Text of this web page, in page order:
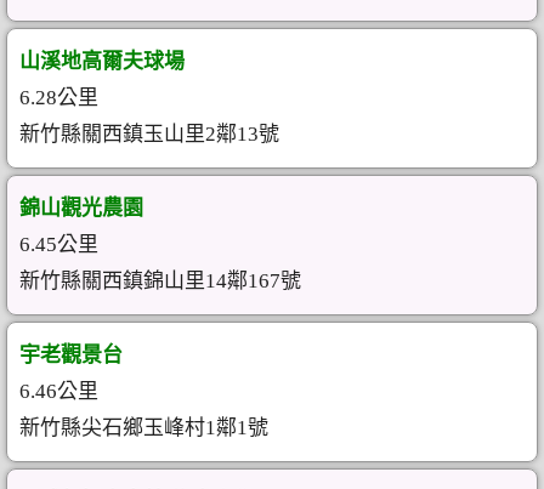
山溪地高爾夫球場
6.28公里
新竹縣關西鎮玉山里2鄰13號
錦山觀光農園
6.45公里
新竹縣關西鎮錦山里14鄰167號
宇老觀景台
6.46公里
新竹縣尖石鄉玉峰村1鄰1號